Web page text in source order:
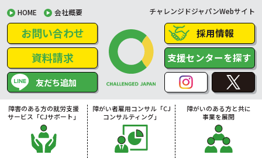
HOME 会社概要 チャレンジドジャパンWebサイト
お問い合わせ
資料請求
友だち追加
採用情報
支援センターを探す
障害のある方の就労支援
サービス「CJサポート」
障がい者雇用コンサル「CJ
コンサルティング」
障がいのある方と共に
事業を展開